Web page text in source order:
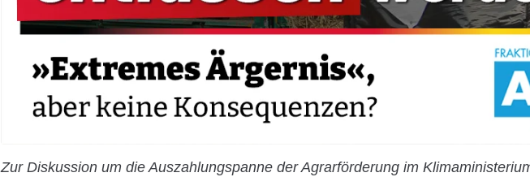
Zur Diskussion um die Auszahlungspanne der Agrarförderung im